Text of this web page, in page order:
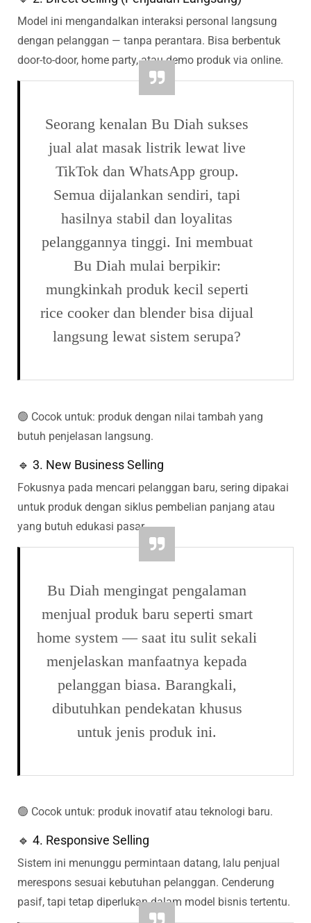
Model ini mengandalkan interaksi personal langsung
dengan pelanggan — tanpa perantara. Bisa berbentuk
door-to-door, home party, atau demo produk via online.
Seorang kenalan Bu Diah sukses
jual alat masak listrik lewat live
TikTok dan WhatsApp group.
Semua dijalankan sendiri, tapi
hasilnya stabil dan loyalitas
pelanggannya tinggi. Ini membuat
Bu Diah mulai berpikir:
mungkinkah produk kecil seperti
rice cooker dan blender bisa dijual
langsung lewat sistem serupa?
🟢 Cocok untuk: produk dengan nilai tambah yang
butuh penjelasan langsung.
🔹 3. New Business Selling
Fokusnya pada mencari pelanggan baru, sering dipakai
untuk produk dengan siklus pembelian panjang atau
yang butuh edukasi pasar.
Bu Diah mengingat pengalaman
menjual produk baru seperti smart
home system — saat itu sulit sekali
menjelaskan manfaatnya kepada
pelanggan biasa. Barangkali,
dibutuhkan pendekatan khusus
untuk jenis produk ini.
🟢 Cocok untuk: produk inovatif atau teknologi baru.
🔹 4. Responsive Selling
Sistem ini menunggu permintaan datang, lalu penjual
merespons sesuai kebutuhan pelanggan. Cenderung
pasif, tapi tetap diperlukan dalam model bisnis tertentu.